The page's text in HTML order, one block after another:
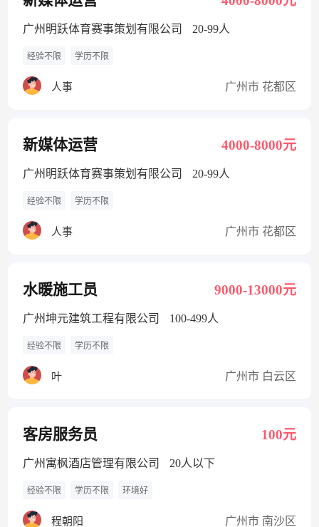
广州明跃体育赛事策划有限公司 20-99人
经验不限 学历不限
人事 广州市 花都区
新媒体运营 4000-8000元
广州明跃体育赛事策划有限公司 20-99人
经验不限 学历不限
人事 广州市 花都区
水暖施工员 9000-13000元
广州坤元建筑工程有限公司 100-499人
经验不限 学历不限
叶 广州市 白云区
客房服务员 100元
广州寓枫酒店管理有限公司 20人以下
经验不限 学历不限 环境好
程朝阳 广州市 南沙区